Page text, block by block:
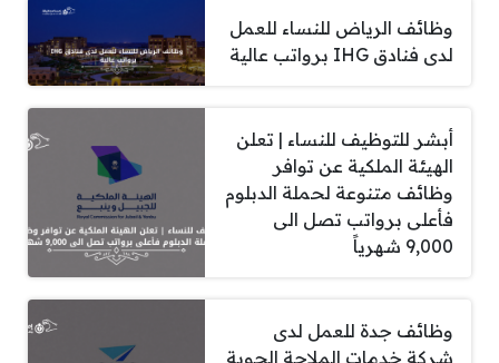
وظائف الرياض للنساء للعمل
لدى فنادق IHG برواتب عالية
أبشر للتوظيف للنساء | تعلن
الهيئة الملكية عن توافر
وظائف متنوعة لحملة الدبلوم
فأعلى برواتب تصل الى
9,000 شهرياً
وظائف جدة للعمل لدى
شركة خدمات الملاحة الجوية